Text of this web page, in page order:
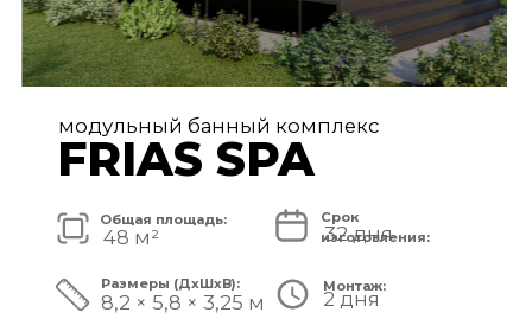
СМОТРЕТЬ ПРОЕКТ